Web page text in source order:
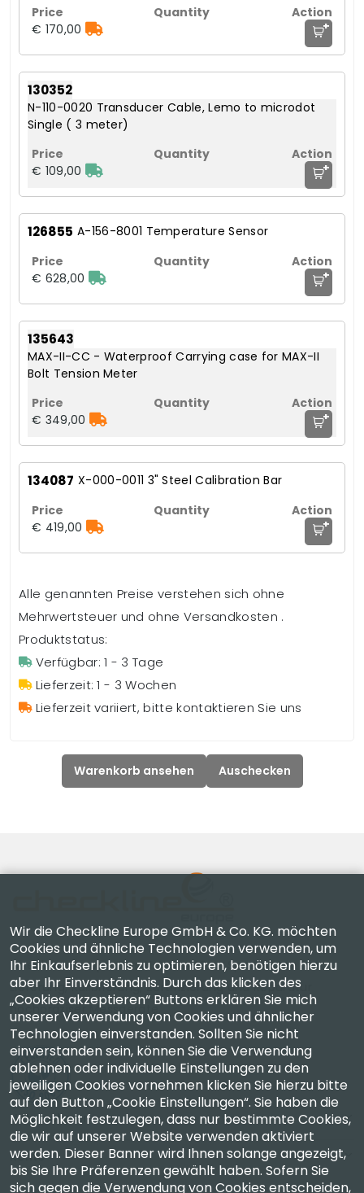
€ 170,00 +
130352
N-110-0020 Transducer Cable, Lemo to microdot
Single ( 3 meter)
€ 109,00 +
126855 A-156-8001 Temperature Sensor
€ 628,00 +
135643
MAX-II-CC - Waterproof Carrying case for MAX-II
Bolt Tension Meter
€ 349,00 +
134087 X-000-0011 3" Steel Calibration Bar
€ 419,00 +
Alle genannten Preise verstehen sich ohne
Mehrwertsteuer und ohne Versandkosten .
Produktstatus:
Verfügbar: 1 - 3 Tage
Lieferzeit: 1 - 3 Wochen
Lieferzeit variiert, bitte kontaktieren Sie uns
Warenkorb ansehen Auschecken
Checkline Europe GmbH & Co. KG. — Spezialisten für
Lieferung, Kalibrierung, Zertifizierung und Reparatur
hochpräziser Messgeräte.
Unternehmen
Konto
Wir die Checkline Europe GmbH & Co. KG. möchten
Cookies und ähnliche Technologien verwenden, um
Ihr Einkaufserlebnis zu optimieren, benötigen hierzu
aber Ihr Einverständnis. Durch das klicken des
„Cookies akzeptieren“ Buttons erklären Sie mich
unserer Verwendung von Cookies und ähnlicher
Technologien einverstanden. Sollten Sie nicht
einverstanden sein, können Sie die Verwendung
ablehnen oder individuelle Einstellungen zu den
jeweiligen Cookies vornehmen klicken Sie hierzu bitte
auf den Button „Cookie Einstellungen“. Sie haben die
Möglichkeit festzulegen, dass nur bestimmte Cookies,
die wir auf unserer Website verwenden aktiviert
werden. Dieser Banner wird Ihnen solange angezeigt,
bis Sie Ihre Präferenzen gewählt haben. Sofern Sie
sich gegen die Verwendung von Cookies entscheiden,